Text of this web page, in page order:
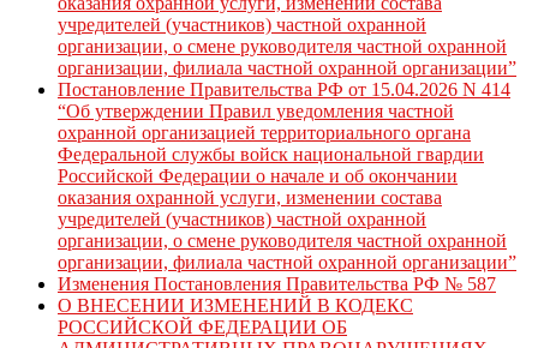
учредителей (участников) частной охранной
организации, о смене руководителя частной охранной
организации, филиала частной охранной организации”
Постановление Правительства РФ от 15.04.2026 N 414
“Об утверждении Правил уведомления частной
охранной организацией территориального органа
Федеральной службы войск национальной гвардии
Российской Федерации о начале и об окончании
оказания охранной услуги, изменении состава
учредителей (участников) частной охранной
организации, о смене руководителя частной охранной
организации, филиала частной охранной организации”
Изменения Постановления Правительства РФ № 587
О ВНЕСЕНИИ ИЗМЕНЕНИЙ В КОДЕКС
РОССИЙСКОЙ ФЕДЕРАЦИИ ОБ